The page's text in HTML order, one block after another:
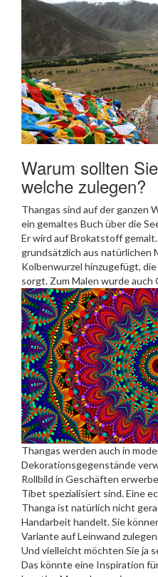
Warum sollten
welche zulegen?
Thangas sind auf der ganzen
ein gemaltes Buch über die
Er wird auf Brokatstoff
grundsätzlich aus natürlichen
Kolbenwurzel hinzugefügt,
sorgt. Zum Malen wurde auch
Thangas werden auch in
Dekorationsgegenstände
Rollbild in Geschäften
Tibet spezialisiert sind. Eine
Thanga ist natürlich nicht
Handarbeit handelt. Sie
Variante auf Leinwand
Und vielleicht möchten Sie ja
Das könnte eine Inspiration